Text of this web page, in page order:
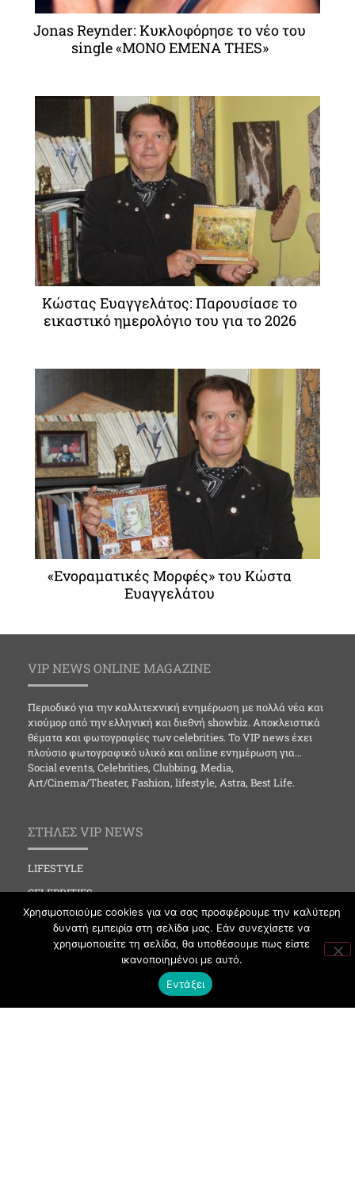
Jonas Reynder: Κυκλοφόρησε το νέο του
single «MONO EMENA THES»
Κώστας Ευαγγελάτος: Παρουσίασε το
εικαστικό ημερολόγιο του για το 2026
«Ενοραματικές Μορφές» του Κώστα
Ευαγγελάτου
VIP NEWS ONLINE MAGAZINE
Περιοδικό για την καλλιτεχνική ενημέρωση με πολλά νέα και
χιούμορ από την ελληνική και διεθνή showbiz. Αποκλειστικά
θέματα και φωτογραφίες των celebrities. Το VIP news έχει
πλούσιο φωτογραφικό υλικό και online ενημέρωση για…
Social events, Celebrities, Clubbing, Media,
Art/Cinema/Theater, Fashion, lifestyle, Astra, Best Life.
ΣΤΗΛΕΣ VIP NEWS
LIFESTYLE
CELEBRITIES
MEDIA
SOCIAL EVENTS
Χρησιμοποιούμε cookies για να σας προσφέρουμε την καλύτερη
δυνατή εμπειρία στη σελίδα μας. Εάν συνεχίσετε να
χρησιμοποιείτε τη σελίδα, θα υποθέσουμε πως είστε
ικανοποιημένοι με αυτό.
Εντάξει